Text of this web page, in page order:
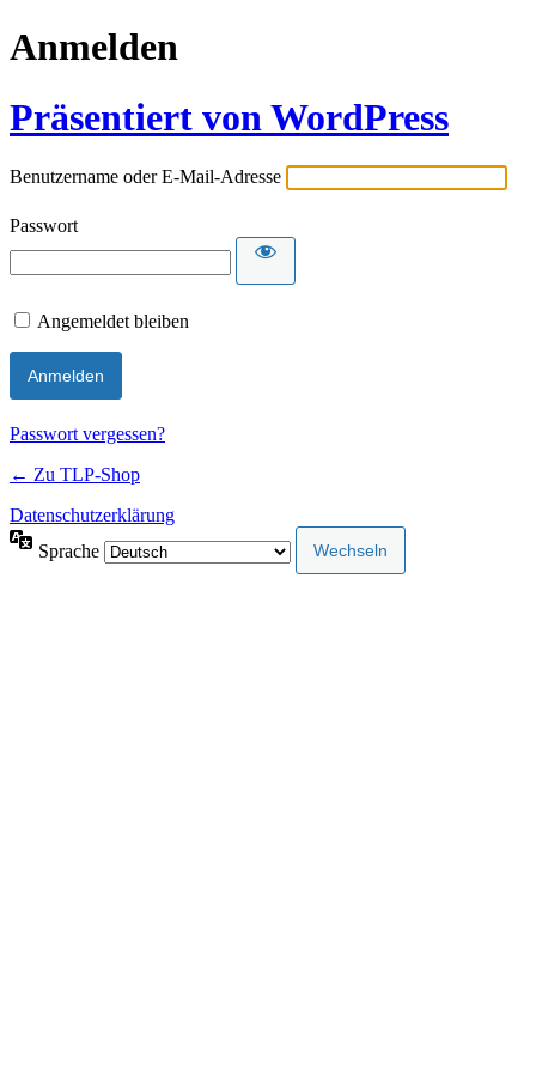
Anmelden
Präsentiert von WordPress
Benutzername oder E-Mail-Adresse
Passwort
Angemeldet bleiben
Passwort vergessen?
← Zu TLP-Shop
Datenschutzerklärung
Sprache